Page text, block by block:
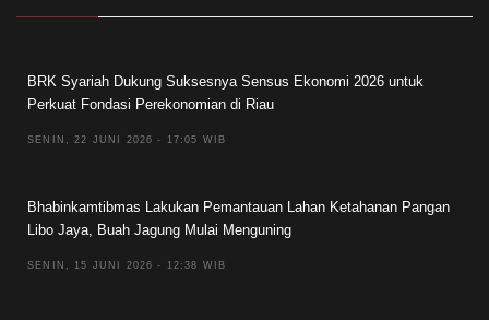
BRK Syariah Dukung Suksesnya Sensus Ekonomi 2026 untuk
Perkuat Fondasi Perekonomian di Riau
SENIN, 22 JUNI 2026 - 17:05 WIB
Bhabinkamtibmas Lakukan Pemantauan Lahan Ketahanan Pangan
Libo Jaya, Buah Jagung Mulai Menguning
SENIN, 15 JUNI 2026 - 12:38 WIB